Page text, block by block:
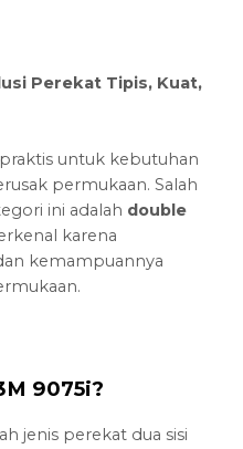
Perekat Tipis, Kuat,
untuk kebutuhan
permukaan. Salah
ini adalah double
karena
kemampuannya
9075i?
jenis perekat dua sisi